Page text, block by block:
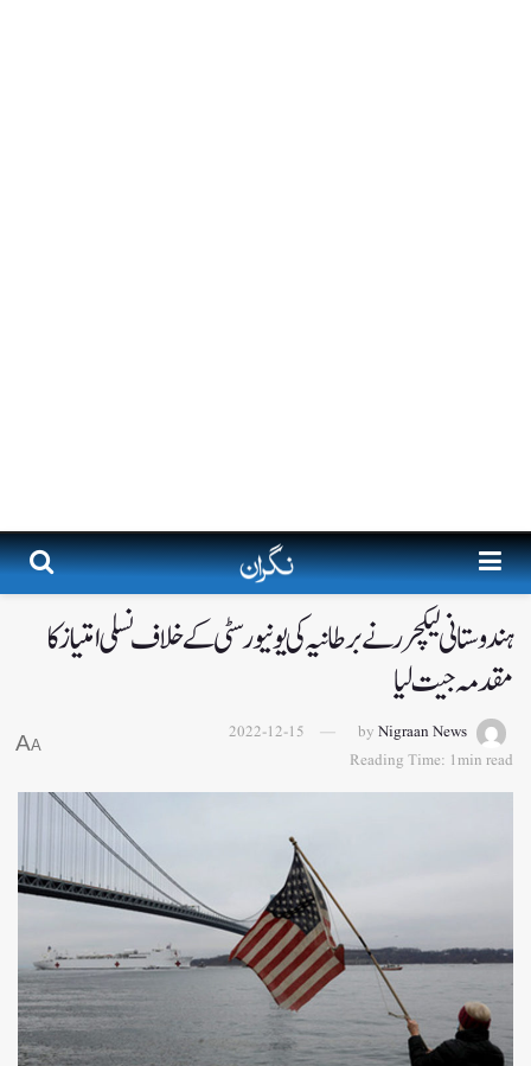
ہندوستانی لیکچرر نے برطانیہ کی یونیورسٹی کے خلاف نسلی امتیاز کا
مقدمہ جیت لیا
by Nigraan News
2022-12-15
Reading Time: 1min read
A
A